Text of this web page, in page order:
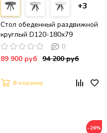
+3
Стол обеденный раздвижной
круглый D120-180х79
столешница керамика / Bonix
Grey Gloss / черный муар
0
89 900 руб 94 200 руб
В корзину
−26%